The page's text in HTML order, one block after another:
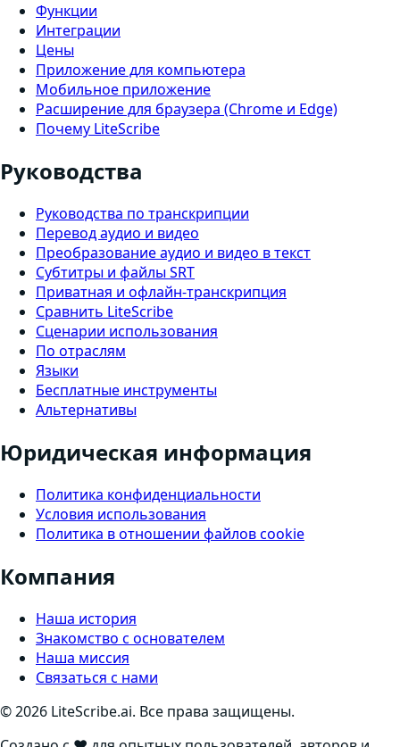
Функции
Интеграции
Цены
Приложение для компьютера
Мобильное приложение
Расширение для браузера (Chrome и Edge)
Почему LiteScribe
Руководства
Руководства по транскрипции
Перевод аудио и видео
Преобразование аудио и видео в текст
Субтитры и файлы SRT
Приватная и офлайн-транскрипция
Сравнить LiteScribe
Сценарии использования
По отраслям
Языки
Бесплатные инструменты
Альтернативы
Юридическая информация
Политика конфиденциальности
Условия использования
Политика в отношении файлов cookie
Компания
Наша история
Знакомство с основателем
Наша миссия
Связаться с нами
©2026 LiteScribe.ai. Все права защищены.